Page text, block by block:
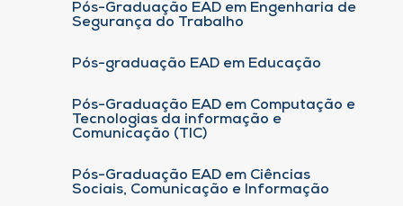
Pós-Graduação EAD em Engenharia de
Segurança do Trabalho
Pós-graduação EAD em Educação
Pós-Graduação EAD em Computação e
Tecnologias da informação e
Comunicação (TIC)
Pós-Graduação EAD em Ciências
Sociais, Comunicação e Informação